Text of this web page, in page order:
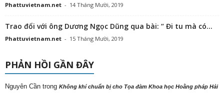
Phattuvietnam.net - 14 Tháng Mười, 2019
Trao đổi với ông Dương Ngọc Dũng qua bài: “ Đi tu mà có...
Phattuvietnam.net - 15 Tháng Mười, 2019
PHẢN HỒI GẦN ĐÂY
Nguyên Cần trong Không khí chuẩn bị cho Tọa đàm Khoa học Hoằng pháp Hải